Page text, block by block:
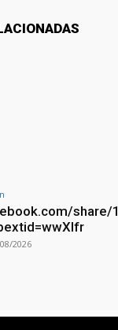
share/1
2026